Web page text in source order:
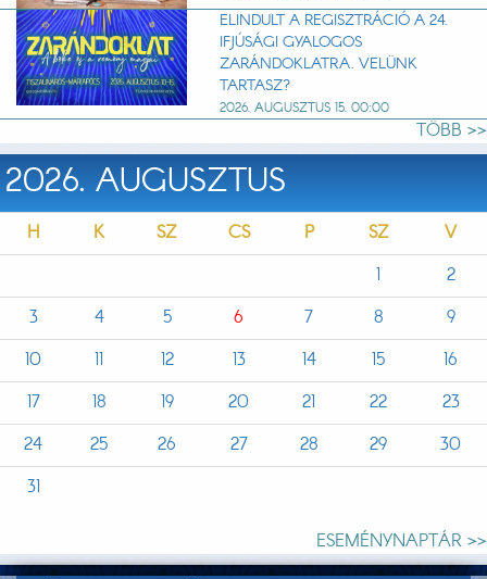
ELINDULT A REGISZTRÁCIÓ A 24.
IFJÚSÁGI GYALOGOS
ZARÁNDOKLATRA. VELÜNK
TARTASZ?
2026. AUGUSZTUS 15. 00:00
TÖBB >>
2026. AUGUSZTUS
H K SZ CS P SZ
V
1
2
3
4 5 6 7 8
9
10
11 12 13 14 15
16
17
18 19 20 21 22
23
24
25 26 27 28 29
30
31
ESEMÉNYNAPTÁR >>